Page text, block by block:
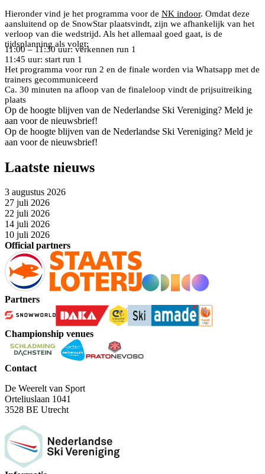
Hieronder vind je het programma voor de NK indoor. Omdat deze
aansluitend op de SnowStar plaatsvindt, zijn we afhankelijk van het
verloop van die wedstrijd. Als het allemaal goed gaat, is de
tijdsplanning als volgt:
11:00 – 11:30 uur: verkennen run 1
11:45 uur: start run 1
Het programma voor run 2 en de finale worden via Whatsapp met de
trainers gecommuniceerd
Ca. 30 minuten na afloop van de finaleloop vindt de prijsuitreiking
plaats
Op de hoogte blijven van de Nederlandse Ski Vereniging? Meld je
aan voor de nieuwsbrief!
Op de hoogte blijven van de Nederlandse Ski Vereniging? Meld je
aan voor de nieuwsbrief!
Laatste nieuws
3 augustus 2026
27 juli 2026
22 juli 2026
14 juli 2026
10 juli 2026
Official partners
Partners
Championship venues
Contact
De Weerelt van Sport
Orteliuslaan 1041
3528 BE Utrecht